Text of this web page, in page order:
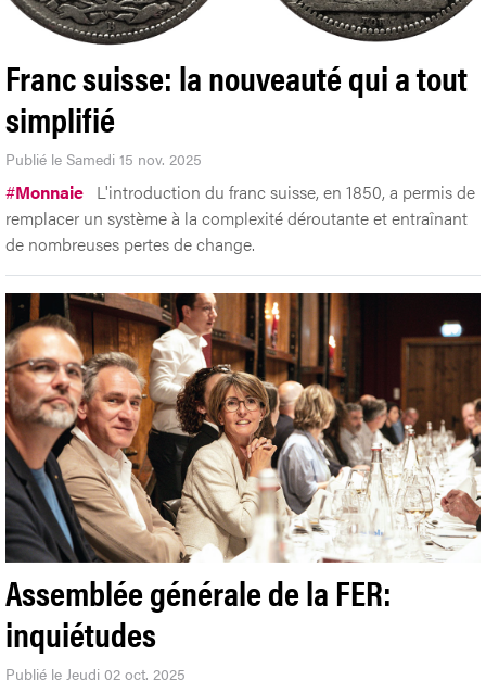
Franc suisse: la nouveauté qui a tout
simplifié
Publié le Samedi 15 nov. 2025
#Monnaie L'introduction du franc suisse, en 1850, a permis de
remplacer un système à la complexité déroutante et entraînant
de nombreuses pertes de change.
Assemblée générale de la FER:
inquiétudes
Publié le Jeudi 02 oct. 2025